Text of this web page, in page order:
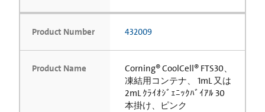
Product Number 432009
Product Name
Corning® CoolCell® FTS30、
凍結用コンテナ、 1mL 又は
2mL ｸﾗｲｵｼﾞｪﾆｯｸﾊﾞｲｱﾙ 30
本掛け、ピンク